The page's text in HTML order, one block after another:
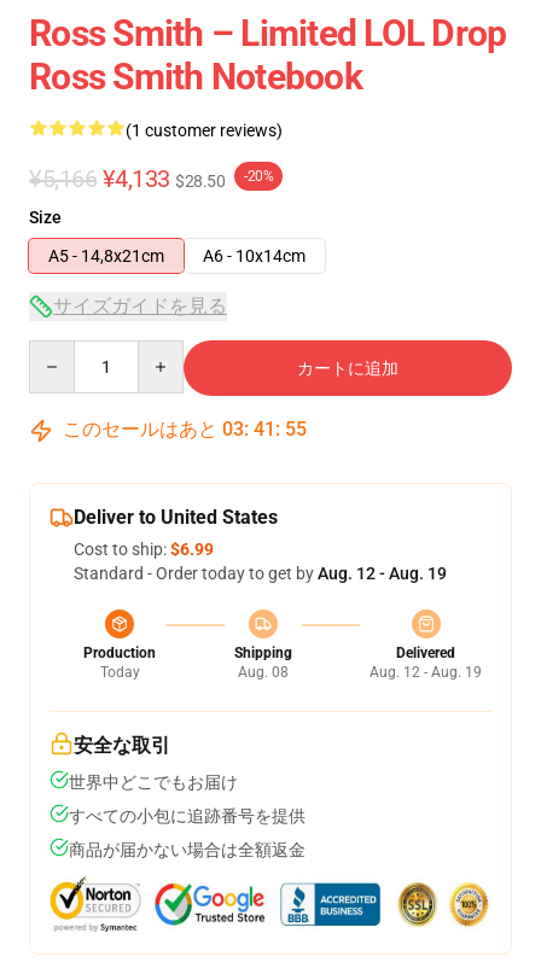
Ross Smith – Limited LOL Drop
Ross Smith Notebook
(1 customer reviews)
¥5,166 ¥4,133 $28.50 -20%
Size
A5 - 14,8x21cm
A6 - 10x14cm
サイズガイドを見る
カートに追加
このセールはあと 03: 41 : 54
Deliver to United States
Cost to ship:$6.99
Standard - Order today to get byAug. 12 - Aug. 19
Production
Today
Shipping
Aug. 08
Delivered
Aug. 12 - Aug. 19
安全な取引
世界中どこでもお届け
すべての小包に追跡番号を提供
商品が届かない場合は全額返金